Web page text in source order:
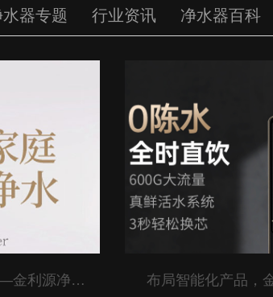
水器专题 行业资讯 净水器百科
为了顾客的健康，20年的坚持——金利源净水器 布局智能化产品，